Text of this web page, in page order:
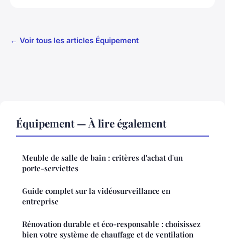
← Voir tous les articles Équipement
Équipement — À lire également
Meuble de salle de bain : critères d'achat d'un
porte-serviettes
Guide complet sur la vidéosurveillance en
entreprise
Rénovation durable et éco-responsable : choisissez
bien votre système de chauffage et de ventilation